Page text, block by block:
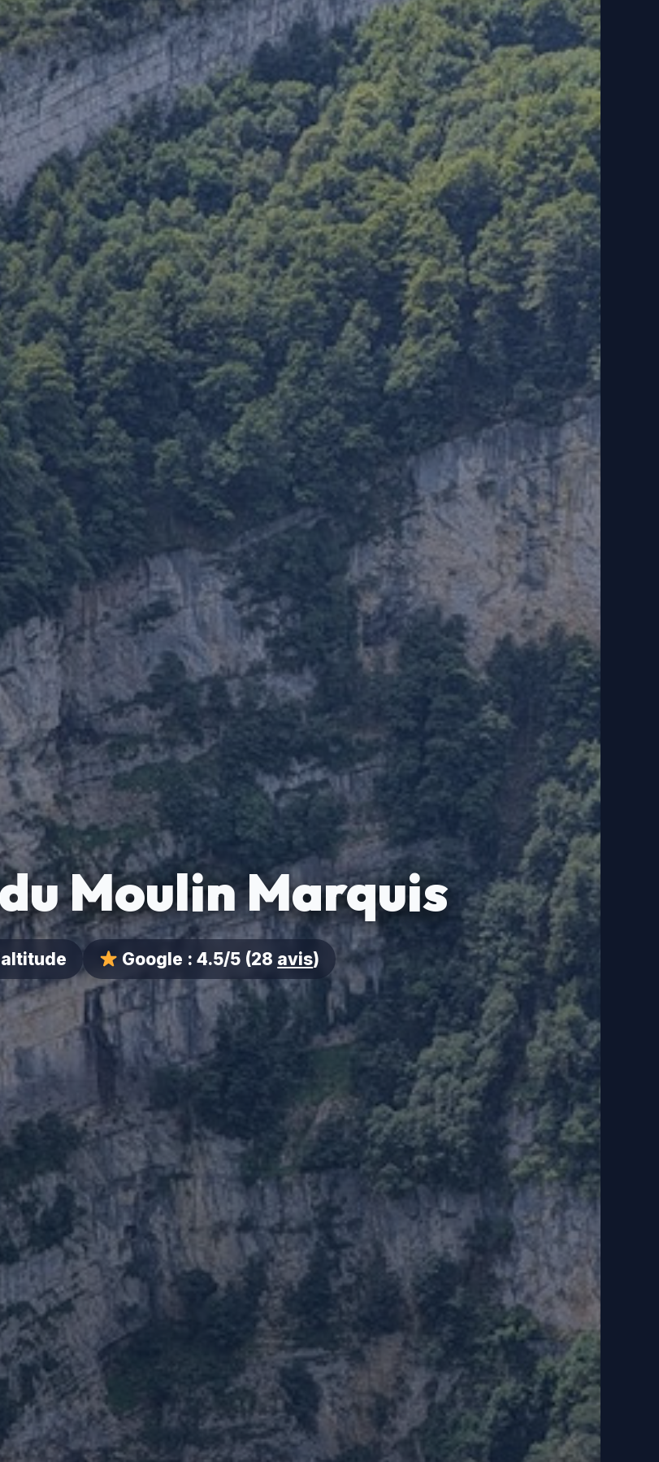
Moulin Marquis
Google :4.5/5 (28 avis)